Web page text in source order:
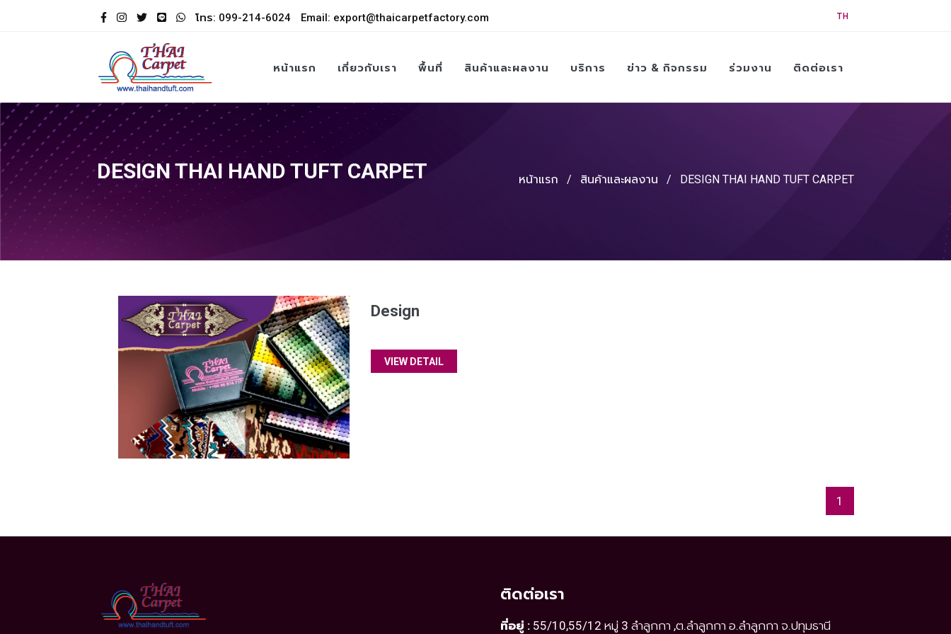
โทร: 099-214-6024 Email: export@thaicarpetfactory.com TH
หน้าแรก เกี่ยวกับเรา พื้นที่ สินค้าและผลงาน บริการ ข่าว & กิจกรรม ร่วมงาน ติดต่อเรา
DESIGN THAI HAND TUFT CARPET หน้าแรก / สินค้าและผลงาน / DESIGN THAI HAND TUFT CARPET
Design
VIEW DETAIL
1
ติดต่อเรา
ที่อยู่ : 55/10,55/12 หมู่ 3 ลำลูกกา ,ต.ลำลูกกา อ.ลำลูกกา จ.ปทุมธานี